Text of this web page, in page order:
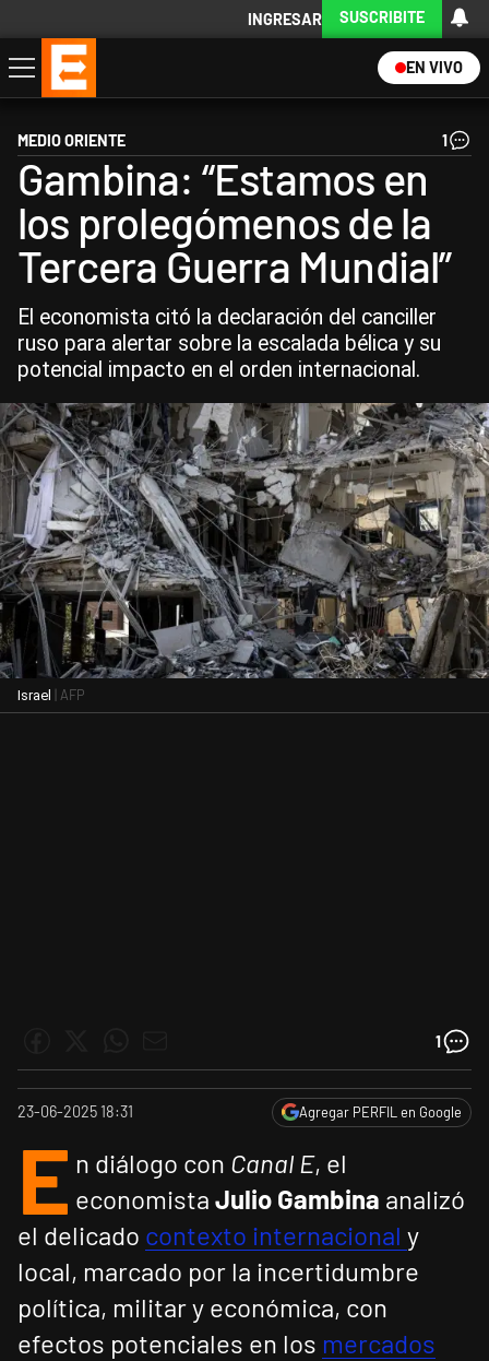
INGRESAR SUSCRIBITE
EN VIVO
Economía
Política
Internacional
Actualidad
Descargá la App
MEDIO ORIENTE 1
Gambina: “Estamos en
los prolegómenos de la
Tercera Guerra Mundial”
El economista citó la declaración del canciller
ruso para alertar sobre la escalada bélica y su
potencial impacto en el orden internacional.
Israel | AFP
1
23-06-2025 18:31 Agregar PERFIL en Google
E n diálogo con Canal E, el
economista Julio Gambina analizó
el delicado contexto internacional y
local, marcado por la incertidumbre
política, militar y económica, con
efectos potenciales en los mercados